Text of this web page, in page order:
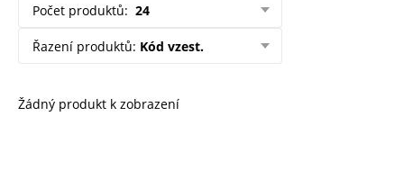
Počet produktů: 24
Řazení produktů: Kód vzest.
Žádný produkt k zobrazení